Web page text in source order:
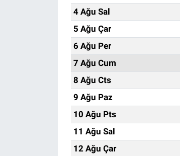
4 Ağu Sal
5 Ağu Çar
6 Ağu Per
7 Ağu Cum
8 Ağu Cts
9 Ağu Paz
10 Ağu Pts
11 Ağu Sal
12 Ağu Çar